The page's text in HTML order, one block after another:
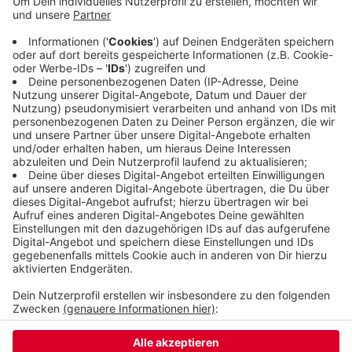
Förderung von Elektroautos gegeben. Die WSW
tun dafür 1000 Euro dazu. Erstmals wurden auch E-
Scooter gefördert. Das war in Wuppertal 14 Mal
der Fall. Die meisten Anträge waren für
energiesparende Kühl- und Gefrierschränke.
Veröffentlicht:Sonntag, 15.03.2020 09:07
Anzeige
Anzeige